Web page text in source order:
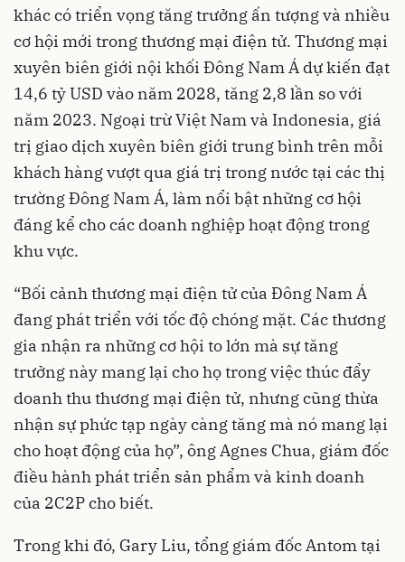
khác có triển vọng tăng trưởng ấn tượng và nhiều
cơ hội mới trong thương mại điện tử. Thương mại
xuyên biên giới nội khối Đông Nam Á dự kiến đạt
14,6 tỷ USD vào năm 2028, tăng 2,8 lần so với
năm 2023. Ngoại trừ Việt Nam và Indonesia, giá
trị giao dịch xuyên biên giới trung bình trên mỗi
khách hàng vượt qua giá trị trong nước tại các thị
trường Đông Nam Á, làm nổi bật những cơ hội
đáng kể cho các doanh nghiệp hoạt động trong
khu vực.
“Bối cảnh thương mại điện tử của Đông Nam Á
đang phát triển với tốc độ chóng mặt. Các thương
gia nhận ra những cơ hội to lớn mà sự tăng
trưởng này mang lại cho họ trong việc thúc đẩy
doanh thu thương mại điện tử, nhưng cũng thừa
nhận sự phức tạp ngày càng tăng mà nó mang lại
cho hoạt động của họ”, ông Agnes Chua, giám đốc
điều hành phát triển sản phẩm và kinh doanh
của 2C2P cho biết.
Trong khi đó, Gary Liu, tổng giám đốc Antom tại